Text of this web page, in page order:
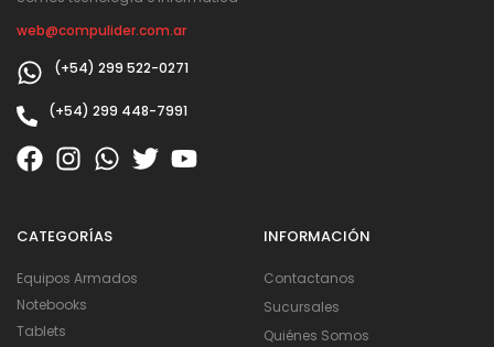
web@compulider.com.ar
(+54) 299 522-0271
(+54) 299 448-7991
CATEGORÍAS
Equipos Armados
Notebooks
Tablets
INFORMACIÓN
Contactanos
Sucursales
Quiénes Somos